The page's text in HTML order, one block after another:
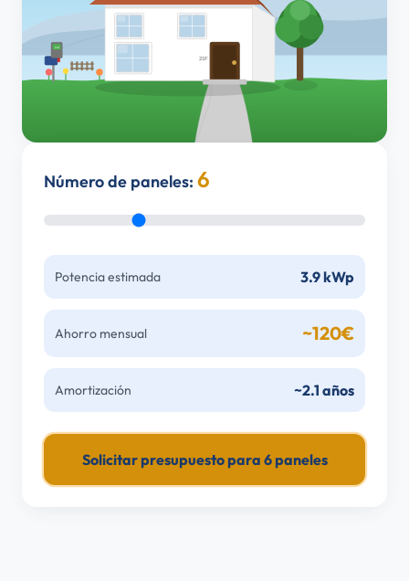
kW
21F
Número de paneles: 6
Potencia estimada 3.9 kWp
Ahorro mensual ~120€
Amortización ~2.1 años
Solicitar presupuesto para 6paneles